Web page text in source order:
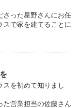
さった星野さんにお任
で家を建てることに
スを初めて知りまし
た営業担当の佐藤さん